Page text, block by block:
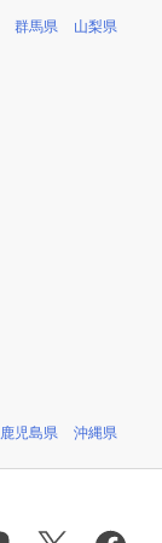
群馬県 山梨県
鹿児島県 沖縄県